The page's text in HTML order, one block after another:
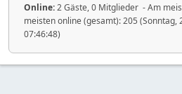
Online:2 Gäste, 0 Mitglieder - Am
meisten online (gesamt): 205 (Sonntag,
07:46:48)